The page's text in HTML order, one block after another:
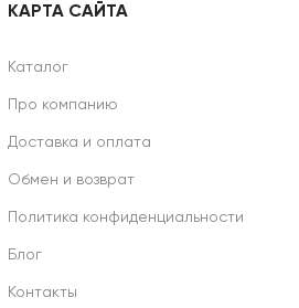
КАРТА САЙТА
Каталог
Про компанию
Доставка и оплата
Обмен и возврат
Политика конфиденциальности
Блог
Контакты